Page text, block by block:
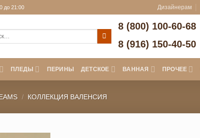
до 21:00 Дизайнерам
8 (800) 100-60-68
8 (916) 150-40-50
ПЛЕДЫ ПЕРИНЫ ДЕТСКОЕ ВАННАЯ ПРОЧЕЕ
/ КОЛЛЕКЦИЯ ВАЛЕНСИЯ